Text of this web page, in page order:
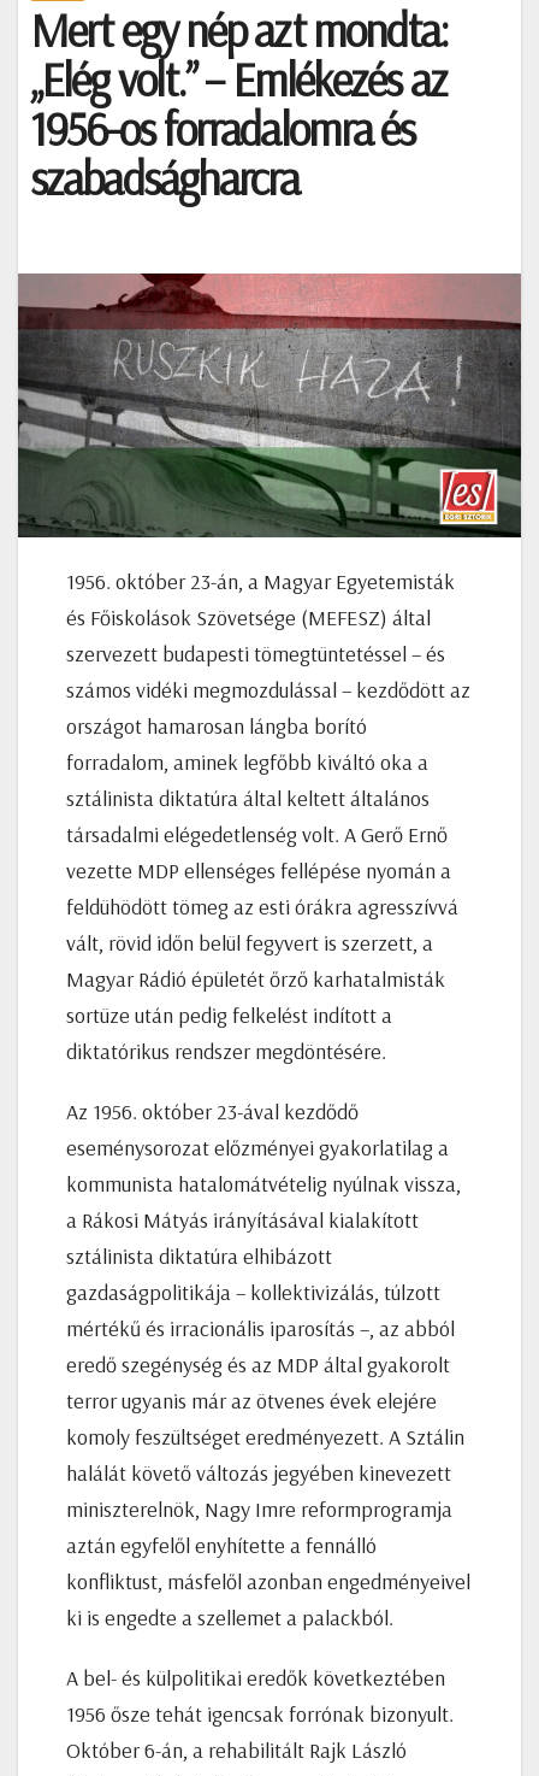
Mert egy nép azt mondta:
„Elég volt.” – Emlékezés az
1956-os forradalomra és
szabadságharcra
1956. október 23-án, a Magyar Egyetemisták
és Főiskolások Szövetsége (MEFESZ) által
szervezett budapesti tömegtüntetéssel – és
számos vidéki megmozdulással – kezdődött az
országot hamarosan lángba borító
forradalom, aminek legfőbb kiváltó oka a
sztálinista diktatúra által keltett általános
társadalmi elégedetlenség volt. A Gerő Ernő
vezette MDP ellenséges fellépése nyomán a
feldühödött tömeg az esti órákra agresszívvá
vált, rövid időn belül fegyvert is szerzett, a
Magyar Rádió épületét őrző karhatalmisták
sortüze után pedig felkelést indított a
diktatórikus rendszer megdöntésére.
Az 1956. október 23-ával kezdődő
eseménysorozat előzményei gyakorlatilag a
kommunista hatalomátvételig nyúlnak vissza,
a Rákosi Mátyás irányításával kialakított
sztálinista diktatúra elhibázott
gazdaságpolitikája – kollektivizálás, túlzott
mértékű és irracionális iparosítás –, az abból
eredő szegénység és az MDP által gyakorolt
terror ugyanis már az ötvenes évek elejére
komoly feszültséget eredményezett. A Sztálin
halálát követő változás jegyében kinevezett
miniszterelnök, Nagy Imre reformprogramja
aztán egyfelől enyhítette a fennálló
konfliktust, másfelől azonban engedményeivel
ki is engedte a szellemet a palackból.
A bel- és külpolitikai eredők következtében
1956 ősze tehát igencsak forrónak bizonyult.
Október 6-án, a rehabilitált Rajk László